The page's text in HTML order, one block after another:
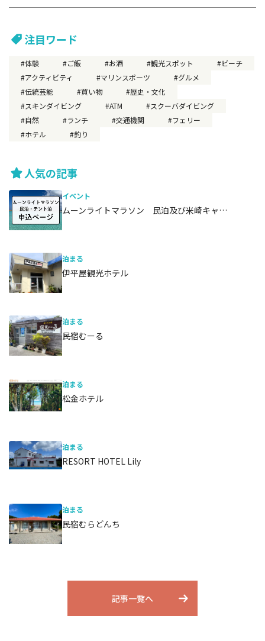
注目ワード
体験 ご飯 お酒 観光スポット
ビーチ
アクティビティ
マリンスポーツ
グルメ
伝統芸能
買い物
歴史・文化
スキンダイビング
ATM
スクーバダイビング
自然
ランチ 交通機関
フェリー
ホテル
釣り
人気の記事
イベント
ムーンライトマラソン 民泊及び米崎キャ…
泊まる
伊平屋観光ホテル
泊まる
民宿むーる
泊まる
松金ホテル
泊まる
RESORT HOTEL Lily
泊まる
民宿むらどんち
記事一覧へ